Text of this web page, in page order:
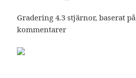
Gradering4.3 stjärnor, baserat på
kommentarer